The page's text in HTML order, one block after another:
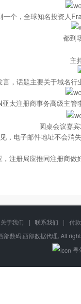
一个，全球知名投资人
都到
主
，话题主要关于域名
亚太注册商事务高级主
圆桌会议嘉
，电子邮件地址不会
注册局应推同注册商做
关于我们 | 联系我们 |
付
部数码,西部数据代理, All
粤